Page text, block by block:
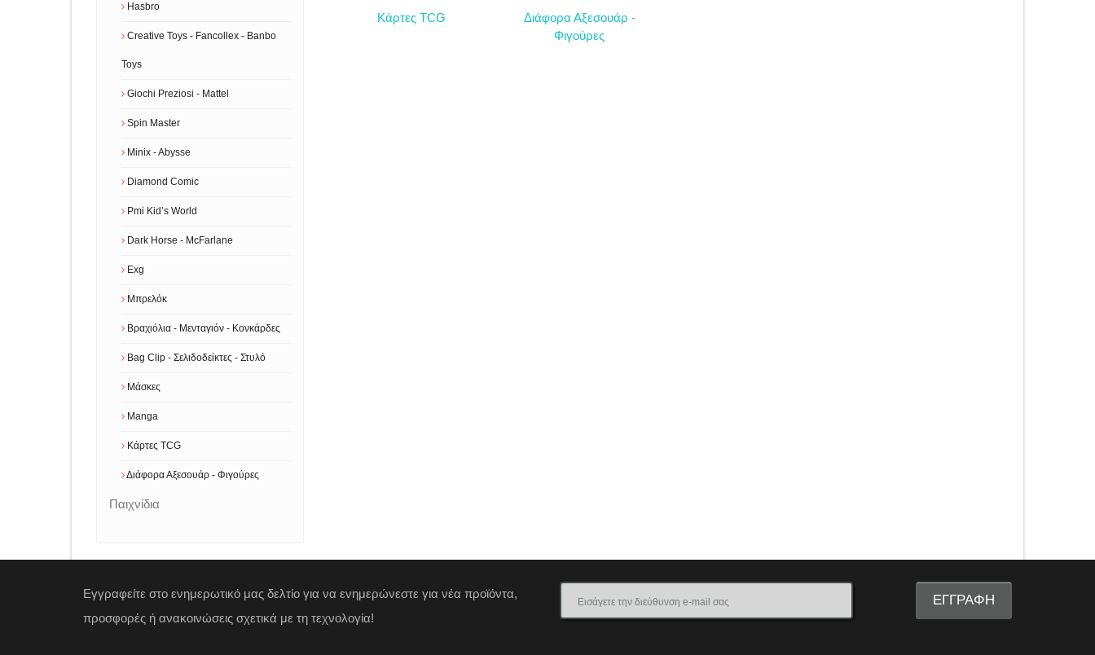
Hasbro
Creative Toys - Fancollex - Banbo
Toys
Giochi Preziosi - Mattel
Spin Master
Minix - Abysse
Diamond Comic
Pmi Kidʼs World
Dark Horse - McFarlane
Exg
Μπρελόκ
Βραχιόλια - Μενταγιόν - Κονκάρδες
Bag Clip - Σελιδοδείκτες - Στυλό
Μάσκες
Manga
Κάρτες TCG
Διάφορα Αξεσουάρ - Φιγούρες
Παιχνίδια
Κάρτες TCG
Διάφορα Αξεσουάρ -
Φιγούρες
Εγγραφείτε στο ενημερωτικό μας δελτίο για να ενημερώνεστε για νέα προϊόντα,
προσφορές ή ανακοινώσεις σχετικά με τη τεχνολογία!